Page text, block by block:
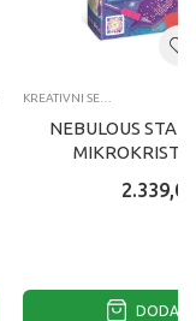
KREATIVNI SETOVI OSTALO
NEBULOUS
2.339,00
DODAJ